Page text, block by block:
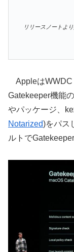
リリースノートよ
AppleはWWDC
Gatekeeper機能
やパッケージ、
Notarized)をパス
ルトで